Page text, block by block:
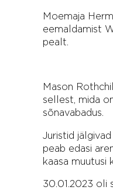
Moemaja
eemaldamist
pealt.
Mason
sellest, mida
sõnavabadus.
Juristid
peab edasi
kaasa muutusi
30.01.2023 oli